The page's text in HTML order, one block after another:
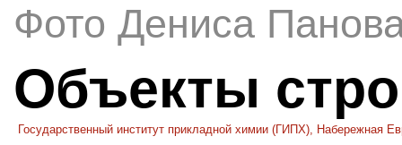
Фото Дениса
Объекты
Государственный институт прикладной химии (ГИПХ), Набережная